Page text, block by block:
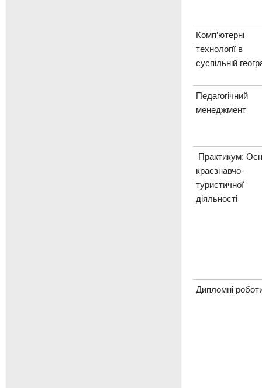
Комп’ютерні
технології в
суспільній
Педагогічний
менеджмент
Практикум:
краєзнавчо-
туристичної
діяльності
Дипломні